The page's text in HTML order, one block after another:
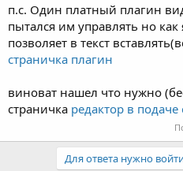
п.с. Один платный плагин
пытался им управлять но
позволяет в текст
страничка плагин
виноват нашел что нужно
страничка редактор в
Для ответа нужно